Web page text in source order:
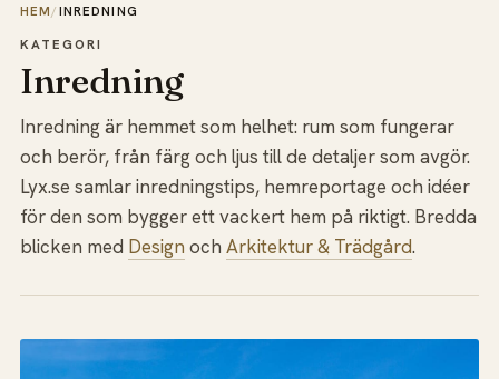
HEM / INREDNING
KATEGORI
Inredning
Inredning är hemmet som helhet: rum som fungerar
och berör, från färg och ljus till de detaljer som avgör.
Lyx.se samlar inredningstips, hemreportage och idéer
för den som bygger ett vackert hem på riktigt. Bredda
blicken med Design och Arkitektur & Trädgård.